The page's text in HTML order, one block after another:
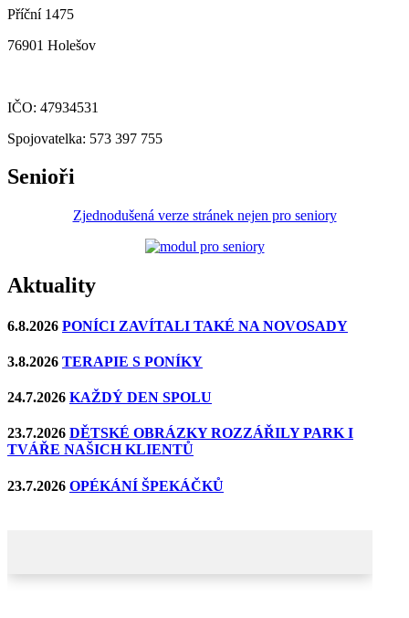
Příční 1475
76901 Holešov
IČO: 47934531
Spojovatelka: 573 397 755
Senioři
Zjednodušená verze stránek nejen pro seniory
Aktuality
6.8.2026 PONÍCI ZAVÍTALI TAKÉ NA NOVOSADY
3.8.2026 TERAPIE S PONÍKY
24.7.2026 KAŽDÝ DEN SPOLU
23.7.2026 DĚTSKÉ OBRÁZKY ROZZÁŘILY PARK I
TVÁŘE NAŠICH KLIENTŮ
23.7.2026 OPÉKÁNÍ ŠPEKÁČKŮ